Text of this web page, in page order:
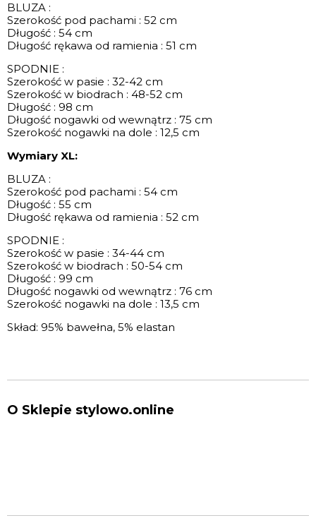
BLUZA :
Szerokość pod pachami : 52 cm
Długość : 54 cm
Długość rękawa od ramienia : 51 cm
SPODNIE :
Szerokość w pasie : 32-42 cm
Szerokość w biodrach : 48-52 cm
Długość : 98 cm
Długość nogawki od wewnątrz : 75 cm
Szerokość nogawki na dole : 12,5 cm
Wymiary XL:
BLUZA :
Szerokość pod pachami : 54 cm
Długość : 55 cm
Długość rękawa od ramienia : 52 cm
SPODNIE :
Szerokość w pasie : 34-44 cm
Szerokość w biodrach : 50-54 cm
Długość : 99 cm
Długość nogawki od wewnątrz : 76 cm
Szerokość nogawki na dole : 13,5 cm
Skład: 95% bawełna, 5% elastan
O Sklepie stylowo.online